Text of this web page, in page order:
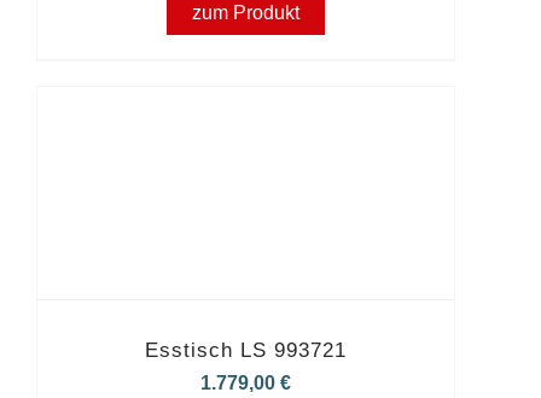
zum Produkt
Esstisch LS 993721
1.779,00€